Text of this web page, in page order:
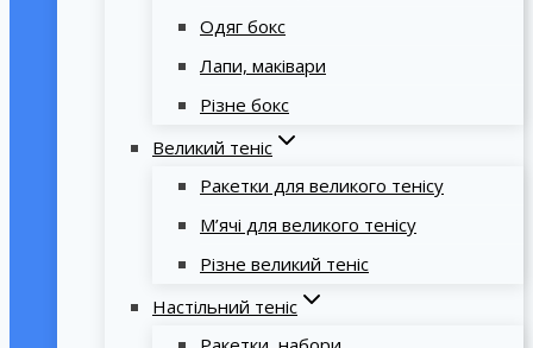
Одяг бокс
Лапи, маківари
Різне бокс
Великий теніс
Ракетки для великого тенісу
М’ячі для великого тенісу
Різне великий теніс
Настільний теніс